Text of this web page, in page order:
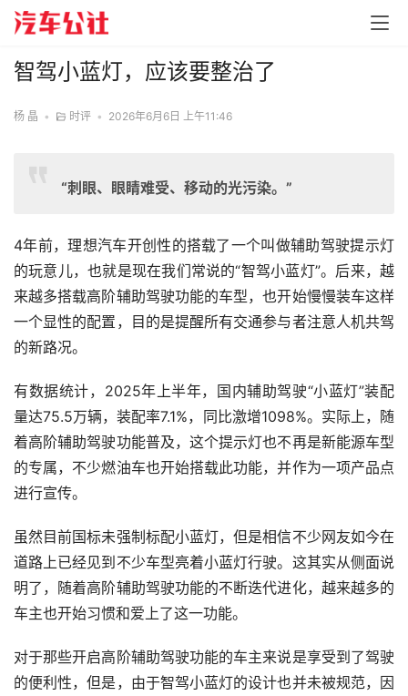
智驾小蓝灯，应该要整治了
杨 晶 • 时评 • 2026年6月6日 上午11:46
“刺眼、眼睛难受、移动的光污染。”
4年前，理想汽车开创性的搭载了一个叫做辅助驾驶提示灯
的玩意儿，也就是现在我们常说的“智驾小蓝灯”。后来，越
来越多搭载高阶辅助驾驶功能的车型，也开始慢慢装车这样
一个显性的配置，目的是提醒所有交通参与者注意人机共驾
有数据统计，2025年上半年，国内辅助驾驶“小蓝灯”装配
量达75.5万辆，装配率7.1%，同比激增1098%。实际上，随
着高阶辅助驾驶功能普及，这个提示灯也不再是新能源车型
的专属，不少燃油车也开始搭载此功能，并作为一项产品点
进行宣传。
虽然目前国标未强制标配小蓝灯，但是相信不少网友如今在
道路上已经见到不少车型亮着小蓝灯行驶。这其实从侧面说
明了，随着高阶辅助驾驶功能的不断迭代进化，越来越多的
车主也开始习惯和爱上了这一功能。
对于那些开启高阶辅助驾驶功能的车主来说是享受到了驾驶
的便利性，但是，由于智驾小蓝灯的设计也并未被规范，因